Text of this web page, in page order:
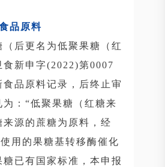
品原料
后更名为低聚果糖（红
食新申字(2022)第0007
品原料记录，后终止审
：“低聚果糖（红糖来
来源的蔗糖为原料，经
用的果糖基转移酶催化
已有国家标准，本申报